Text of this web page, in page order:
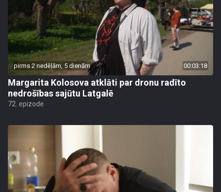
pirms 2 nedēļām, 5 dienām 00:03:18
Margarita Kolosova atklāti par dronu radīto
nedrošības sajūtu Latgalē
72. epizode